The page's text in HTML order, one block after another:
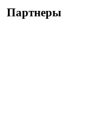
Партнеры